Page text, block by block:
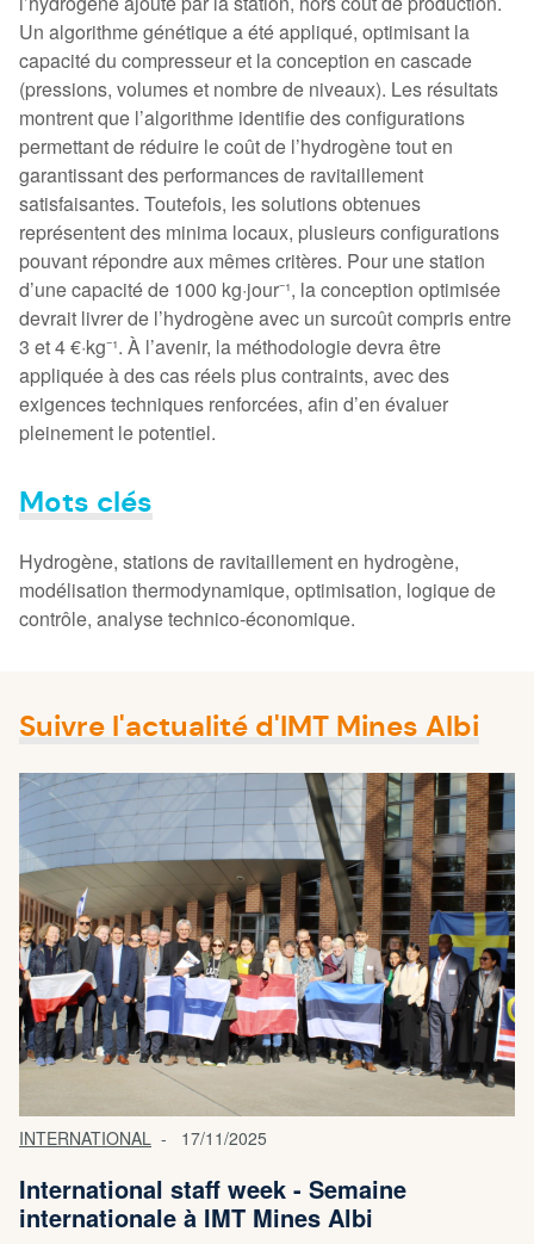
Un algorithme génétique a été appliqué, optimisant la
capacité du compresseur et la conception en cascade
(pressions, volumes et nombre de niveaux). Les résultats
montrent que l’algorithme identifie des configurations
permettant de réduire le coût de l’hydrogène tout en
garantissant des performances de ravitaillement
satisfaisantes. Toutefois, les solutions obtenues
représentent des minima locaux, plusieurs configurations
pouvant répondre aux mêmes critères. Pour une station
d’une capacité de 1000 kg·jour⁻¹, la conception optimisée
devrait livrer de l’hydrogène avec un surcoût compris entre
3 et 4 €·kg⁻¹. À l’avenir, la méthodologie devra être
appliquée à des cas réels plus contraints, avec des
exigences techniques renforcées, afin d’en évaluer
pleinement le potentiel.
Mots clés
Hydrogène, stations de ravitaillement en hydrogène,
modélisation thermodynamique, optimisation, logique de
contrôle, analyse technico-économique.
Suivre l'actualité d'IMT Mines Albi
INTERNATIONAL 17/11/2025
International staff week - Semaine
internationale à IMT Mines Albi